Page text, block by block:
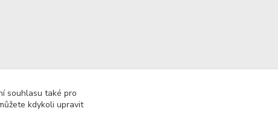
souhlasu také pro
kdykoli upravit